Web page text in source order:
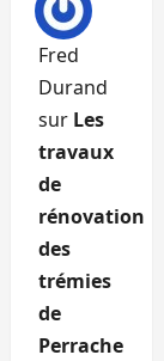
Fred
Durand
sur Les
travaux
de
rénovation
des
trémies
de
Perrache